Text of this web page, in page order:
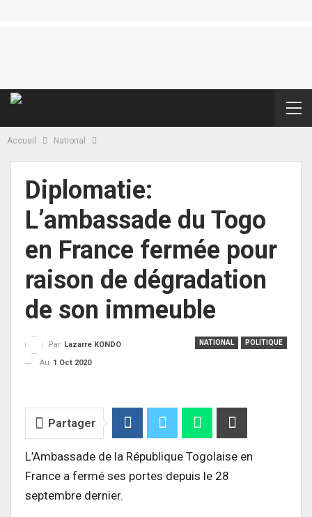
Accueil National
Diplomatie:
L’ambassade du Togo
en France fermée pour
raison de dégradation
de son immeuble
NATIONAL POLITIQUE
Par Lazarre KONDO
Au 1 Oct 2020
Partager
L’Ambassade de la République Togolaise en
France a fermé ses portes depuis le 28
septembre dernier.